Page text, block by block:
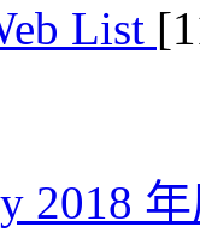
List
2018